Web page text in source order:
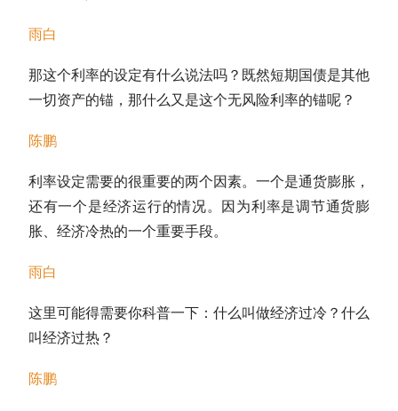
雨白
那这个利率的设定有什么说法吗？既然短期国债是其他
一切资产的锚，那什么又是这个无风险利率的锚呢？
陈鹏
利率设定需要的很重要的两个因素。一个是通货膨胀，
还有一个是经济运行的情况。因为利率是调节通货膨
胀、经济冷热的一个重要手段。
雨白
这里可能得需要你科普一下：什么叫做经济过冷？什么
叫经济过热？
陈鹏